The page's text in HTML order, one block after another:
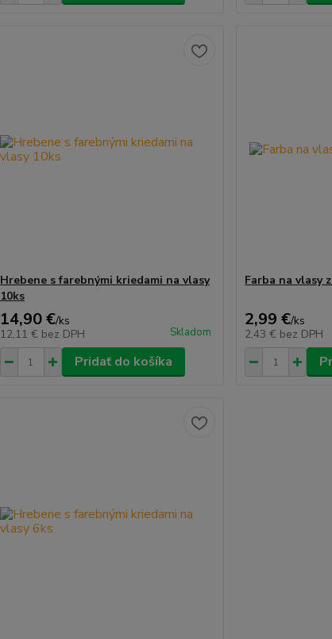
Hrebene s farebnými kriedami na vlasy
10ks
14,90 €/ks
12,11 € bez DPH Skladom
Pridať do košíka
Farba na vlasy
2,99 €/ks
2,43 € bez DPH